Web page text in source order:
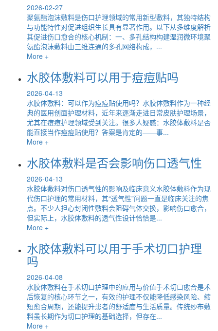
2026-02-27
聚氨酯泡沫敷料是伤口护理领域的常用新型敷料，其独特结构
与功能特性对促进组织生长具有显著作用。以下从多维度解析
其促进伤口愈合的核心机制：一、多孔结构构建湿润微环境聚
氨酯泡沫敷料由三维连通的多孔网络构成，...
More +
水胶体敷料可以用于痘痘贴吗
2026-04-13
水胶体敷料：可以作为痘痘贴使用吗？水胶体敷料作为一种经
典的医用创面护理材料，近年来逐渐走进日常皮肤护理场景，
尤其在痘痘护理领域受到关注。很多人疑惑：水胶体敷料是否
能直接当作痘痘贴使用？答案是肯定的——事...
More +
水胶体敷料是否会影响伤口透气性
2026-04-13
水胶体敷料对伤口透气性的影响及临床意义水胶体敷料作为现
代伤口护理的常用材料，其“透气性”问题一直是临床关注的焦
点。不少人担心封闭性敷料会阻碍气体交换，影响伤口愈合，
但实际上，水胶体敷料的透气性设计恰恰是...
More +
水胶体敷料可以用于手术切口护理
吗
2026-04-08
水胶体敷料在手术切口护理中的应用与价值手术切口愈合是术
后恢复的核心环节之一，有效的护理不仅能降低感染风险、缩
短愈合周期，还能提升患者的舒适度与生活质量。传统纱布敷
料虽长期作为切口护理的基础选择，但存在...
More +